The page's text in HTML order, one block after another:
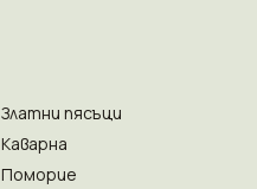
Златни пясъци
Каварна
Поморие